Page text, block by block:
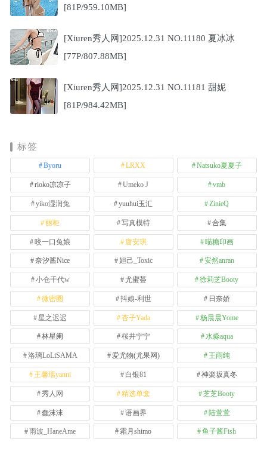
[81P/959.10MB]
[Xiuren秀人网]2025.12.31 NO.11180 夏冰冰
[77P/807.88MB]
[Xiuren秀人网]2025.12.31 NO.11181 甜妮
[81P/984.42MB]
标签
Byoru LRXX Natsuko夏夏子
rioko凉凉子 Umeko J vmb
yiko湿润兔 yuuhui玉汇 ZinieQ
丽柜 写真模特 合集
咬一口兔娘 唐安琪 喵糖印画
奈汐酱Nice 妲己_Toxic 安然anran
小仓千代w 尤蜜荟 徐莉芝Booty
微密圈 抖娘-利世 日奈娇
星之迟迟 杏子Yada 杨晨晨Yome
林星阑 桜井宁宁 水淼aqua
洛璃LoLiSAMA 爱尤物(尤果网) 王雨纯
王馨瑶yanni 白银81 神楽坂真冬
秀人网 精选单套 芝芝Booty
蠢沫沫 语画界 陆萱萱
雨波_HaneAme 霜月shimo 鱼子酱Fish